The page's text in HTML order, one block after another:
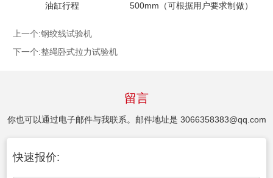
油缸行程
500mm（可根据用户要求制做）
上一个:钢绞线试验机
下一个:整绳卧式拉力试验机
留言
你也可以通过电子邮件与我联系。邮件地址是 3066358383@qq.com
快速报价: